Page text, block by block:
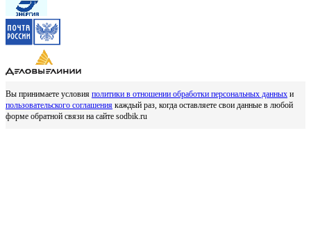
Вы принимаете условия политики в отношении обработки персональных данных и
пользовательского соглашения каждый раз, когда оставляете свои данные в любой
форме обратной связи на сайте sodbik.ru